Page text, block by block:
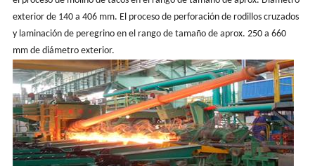
exterior de 140 a 406 mm. El proceso de perforación de rodillos cruzados
y laminación de peregrino en el rango de tamaño de aprox. 250 a 660
mm de diámetro exterior.